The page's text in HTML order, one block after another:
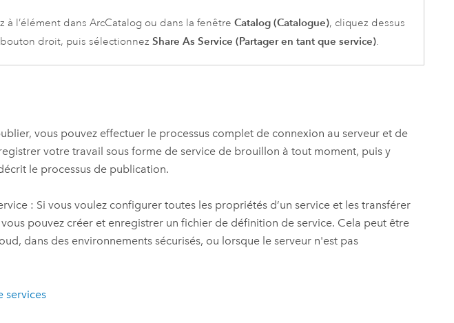
à l’élément dansArcCatalog ou dans la fenêtreCatalog (Catalogue), cliquez dessus
bouton droit, puis sélectionnezShare As Service (Partager en tant que service).
vous pouvez effectuer le processus complet de connexion au serveur et de
votre travail sous forme de service de brouillon à tout moment, puis y
le processus de publication.
: Si vous voulez configurer toutes les propriétés d’un service et les transférer
pouvez créer et enregistrer un fichier de définition de service. Cela peut être
dans des environnements sécurisés, ou lorsque le serveur n'est pas
services